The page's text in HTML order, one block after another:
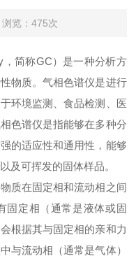
浏览：475次
简称GC）是一种分析方
物质。气相色谱仪是进行
环境监测、食品检测、医
色谱仪是指能够在多种分
的适应性和通用性，能够
及可挥发的固体样品。
在固定相和流动相之间
固定相（通常是液体或固
根据其与固定相的亲和力
与流动相（通常是气体）